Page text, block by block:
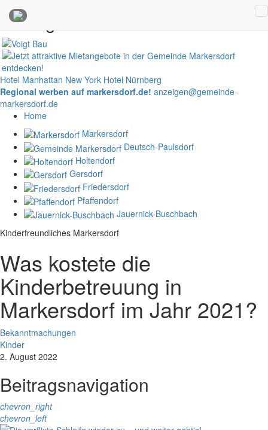
Anzeigen
Hotel Manhattan New York Hotel Nürnberg
Regional werben auf markersdorf.de! anzeigen@gemeinde-
markersdorf.de
Home
Markersdorf
Deutsch-Paulsdorf
Holtendorf
Gersdorf
Friedersdorf
Pfaffendorf
Jauernick-Buschbach
Kinderfreundliches Markersdorf
Was kostete die
Kinderbetreuung in
Markersdorf im Jahr 2021?
Bekanntmachungen
Kinder
2. August 2022
Beitragsnavigation
chevron_right
chevron_left